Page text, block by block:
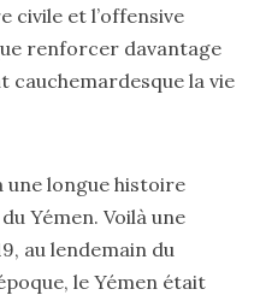
civile et l’offensive
renforcer davantage
cauchemardesque la vie
une longue histoire
Yémen. Voilà une
au lendemain du
le Yémen était